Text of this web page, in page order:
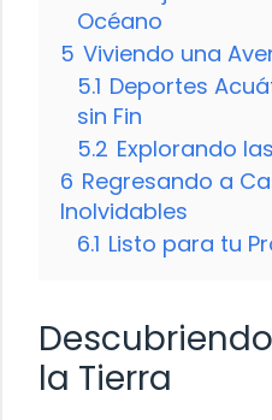
Océano
5 Viviendo una
5.1 Deportes
sin Fin
5.2 Explorando
6 Regresando a
Inolvidables
6.1 Listo para tu
la Tierra